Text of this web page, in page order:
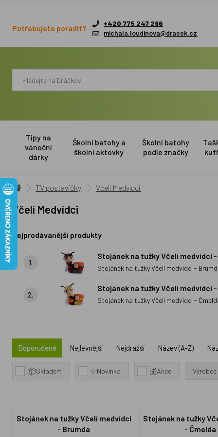
Potřebujete poradit?
+420 775 247 296
michala.loudinova@dracek.cz
Tipy na
vánoční
dárky
Školní batohy a
školní aktovky
Školní batohy
podle značky
TV postavičky Včelí Medvídci
Včelí Medvídci
Nejprodávanější produkty
1.
Stojánek na tužky Včelí medvídci
Stojánek na tužky Včelí medvídci -
2.
Stojánek na tužky Včelí medvídci -
Stojánek na tužky Včelí medvídci -
Doporučené Nejlevnější Nejdražší Název (A-Z)
📦Skladem ✨Novinka 💰Akce Výrobce
Stojánek na tužky Včelí medvídci
- Brumda
Stojánek na tužky
- Čmelda